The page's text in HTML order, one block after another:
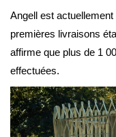
Angell est
premières livraisons
affirme que plus de 1
effectuées.